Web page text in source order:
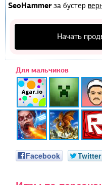
SeoHammerза бустер
Начать
Для мальчиков
Facebook Twitter